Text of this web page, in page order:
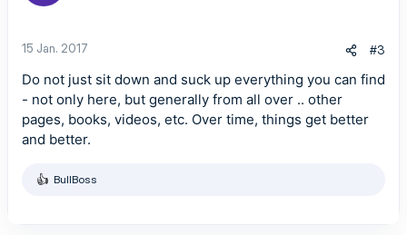
15 Jan. 2017 #3
Do not just sit down and suck up everything you can find
- not only here, but generally from all over .. other
pages, books, videos, etc. Over time, things get better
and better.
R
BullBoss